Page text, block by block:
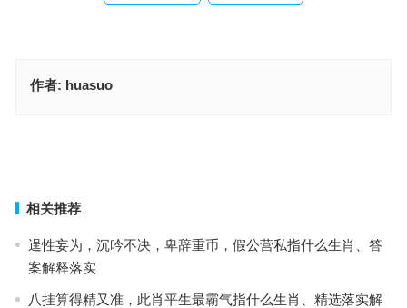
作者: huasuo
相关推荐
逞性妄为，沉吟不决，卑辞重币，假公营私指什么生肖、答
案解释落实
八挂算得精又准，此肖平生最霸气指什么生肖、精选落实解